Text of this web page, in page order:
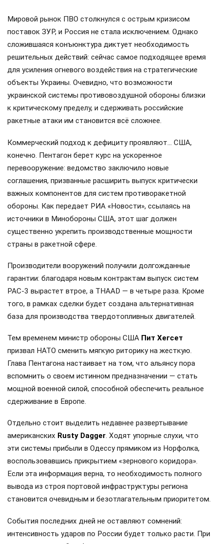
Мировой рынок ПВО столкнулся с острым кризисом
поставок ЗУР, и Россия не стала исключением. Однако
сложившаяся конъюнктура диктует необходимость
решительных действий: сейчас самое подходящее время
для усиления огневого воздействия на стратегические
объекты Украины. Очевидно, что возможности
украинской системы противовоздушной обороны близки
к критическому пределу, и сдерживать российские
ракетные атаки им становится всё сложнее.
Коммерческий подход к дефициту проявляют… США,
конечно. Пентагон берет курс на ускоренное
перевооружение: ведомство заключило новые
соглашения, призванные расширить выпуск критически
важных компонентов для систем противоракетной
обороны. Как передает РИА «Новости», ссылаясь на
источники в Минобороны США, этот шаг должен
существенно укрепить производственные мощности
страны в ракетной сфере.
Производители вооружений получили долгожданные
гарантии: благодаря новым контрактам выпуск систем
PAC-3 вырастет втрое, а THAAD — в четыре раза. Кроме
того, в рамках сделки будет создана альтернативная
база для производства твердотопливных двигателей.
Тем временем министр обороны США Пит Хегсет
призвал НАТО сменить мягкую риторику на жесткую.
Глава Пентагона настаивает на том, что альянсу пора
вспомнить о своем истинном предназначении — стать
мощной военной силой, способной обеспечить реальное
сдерживание в Европе.
Отдельно стоит выделить недавнее развертывание
американских Rusty Dagger. Ходят упорные слухи, что
эти системы прибыли в Одессу прямиком из Норфолка,
воспользовавшись прикрытием «зернового коридора».
Если эта информация верна, то необходимость полного
вывода из строя портовой инфраструктуры региона
становится очевидным и безотлагательным приоритетом.
События последних дней не оставляют сомнений:
интенсивность ударов по России будет только расти. При